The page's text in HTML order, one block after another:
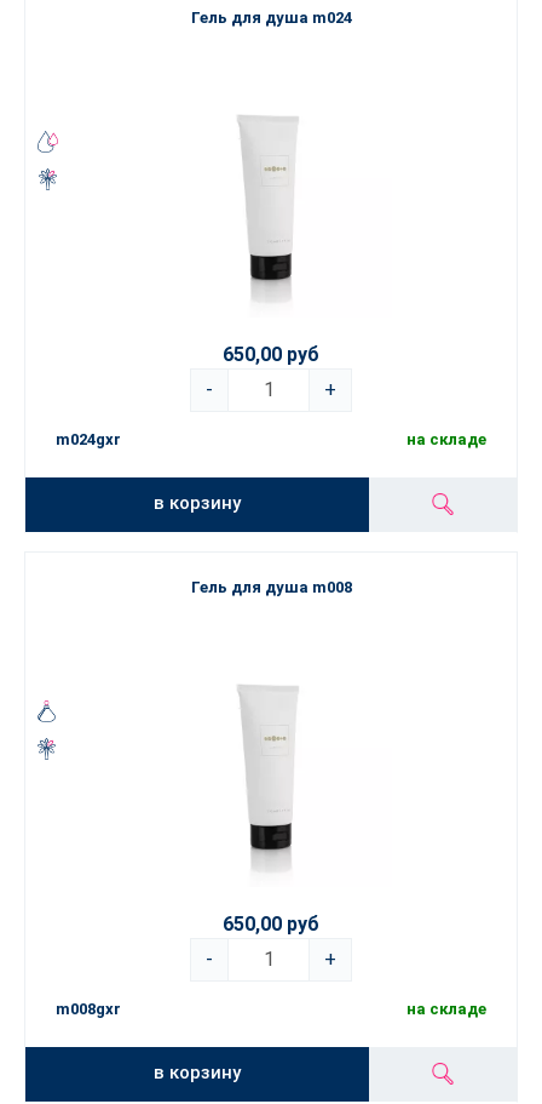
Гель для душа m024
650,00 руб
-
+
m024gxr на складе
в корзину
Гель для душа m008
650,00 руб
-
+
m008gxr на складе
в корзину